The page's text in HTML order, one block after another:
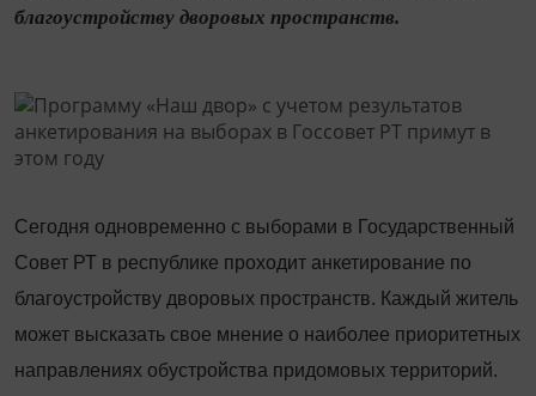
благоустройству дворовых пространств.
Сегодня одновременно с выборами в Государственный
Совет РТ в республике проходит анкетирование по
благоустройству дворовых пространств. Каждый житель
может высказать свое мнение о наиболее приоритетных
направлениях обустройства придомовых территорий.